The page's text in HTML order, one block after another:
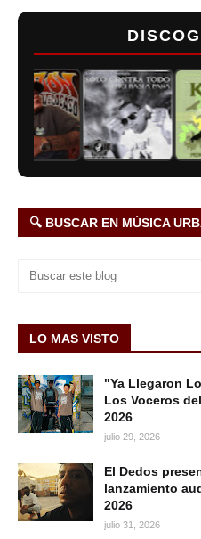
🔍 BUSCAR EN MÚSICA
LO MAS VISTO
"Ya Llegaron
Los Voceros
2026
julio 29, 2026
El Dedos
lanzamiento
2026
julio 31, 2026